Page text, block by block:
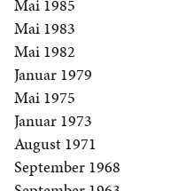
Mai 1985
Mai 1983
Mai 1982
Januar 1979
Mai 1975
Januar 1973
August 1971
September 1968